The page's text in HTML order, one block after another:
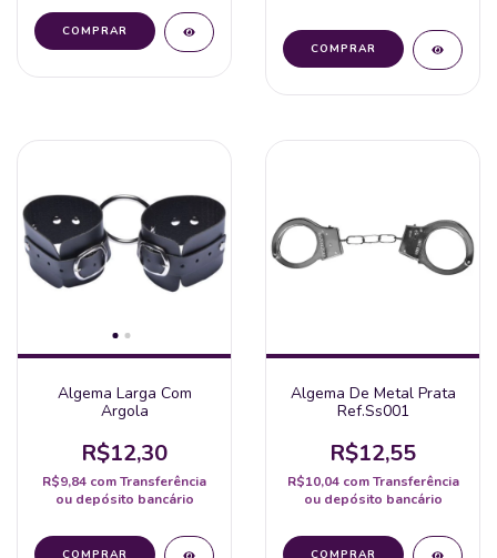
Algema Larga Com
Argola
R$12,30
R$9,84 comTransferência
ou depósito bancário
Algema De Metal Prata
Ref.Ss001
R$12,55
R$10,04 com Transferência
ou depósito bancário